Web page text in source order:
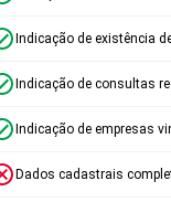
Indicação de existência
Indicação de consultas
Indicação de empresas
Dados cadastrais